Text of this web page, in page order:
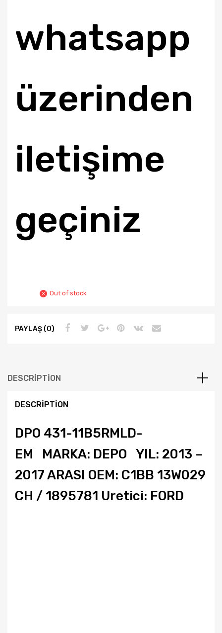
whatsapp
üzerinden
iletişime
geçiniz
Out of stock
PAYLAŞ (0)
DESCRIPTION
DESCRIPTION
DPO 431-11B5RMLD-
EM MARKA: DEPO YIL: 2013 –
2017 ARASI OEM: C1BB 13W029
CH / 1895781 Uretici: FORD